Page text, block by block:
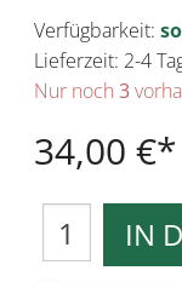
Verfügbarkeit:
Lieferzeit: 2-4
Nur noch 3
34,00 €
IN